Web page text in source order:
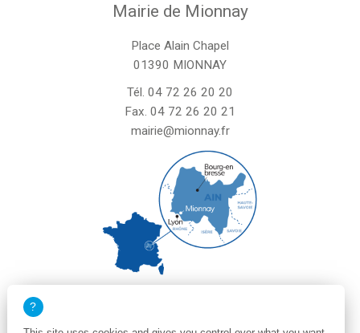
Mairie de Mionnay
Place Alain Chapel
01390 MIONNAY
Tél. 04 72 26 20 20
Fax. 04 72 26 20 21
mairie@mionnay.fr